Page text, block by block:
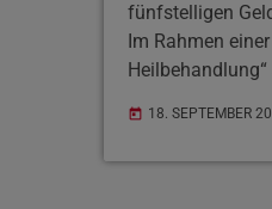
fünfstelligen
Im Rahmen
dem späteren
Geldübergabe
today 18. SEPTEMBER